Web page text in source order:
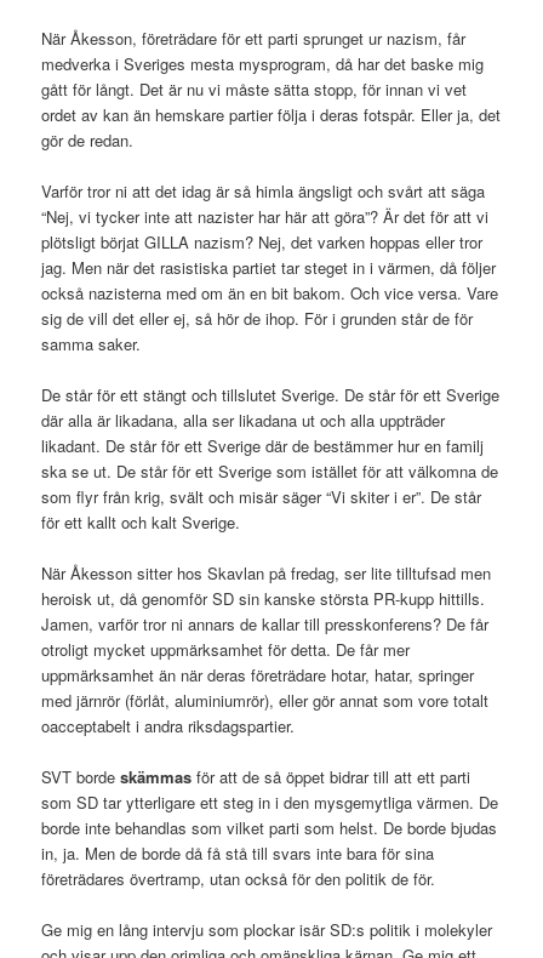
När Åkesson, företrädare för ett parti sprunget ur nazism, får
medverka i Sveriges mesta mysprogram, då har det baske mig
gått för långt. Det är nu vi måste sätta stopp, för innan vi vet
ordet av kan än hemskare partier följa i deras fotspår. Eller ja, det
gör de redan.
Varför tror ni att det idag är så himla ängsligt och svårt att säga
“Nej, vi tycker inte att nazister har här att göra”? Är det för att vi
plötsligt börjat GILLA nazism? Nej, det varken hoppas eller tror
jag. Men när det rasistiska partiet tar steget in i värmen, då följer
också nazisterna med om än en bit bakom. Och vice versa. Vare
sig de vill det eller ej, så hör de ihop. För i grunden står de för
samma saker.
De står för ett stängt och tillslutet Sverige. De står för ett Sverige
där alla är likadana, alla ser likadana ut och alla uppträder
likadant. De står för ett Sverige där de bestämmer hur en familj
ska se ut. De står för ett Sverige som istället för att välkomna de
som flyr från krig, svält och misär säger “Vi skiter i er”. De står
för ett kallt och kalt Sverige.
När Åkesson sitter hos Skavlan på fredag, ser lite tilltufsad men
heroisk ut, då genomför SD sin kanske största PR-kupp hittills.
Jamen, varför tror ni annars de kallar till presskonferens? De får
otroligt mycket uppmärksamhet för detta. De får mer
uppmärksamhet än när deras företrädare hotar, hatar, springer
med järnrör (förlåt, aluminiumrör), eller gör annat som vore totalt
oacceptabelt i andra riksdagspartier.
SVT bordeskämmas för att de så öppet bidrar till att ett parti
som SD tar ytterligare ett steg in i den mysgemytliga värmen. De
borde inte behandlas som vilket parti som helst. De borde bjudas
in, ja. Men de borde då få stå till svars inte bara för sina
företrädares övertramp, utan också för den politik de för.
Ge mig en lång intervju som plockar isär SD:s politik i molekyler